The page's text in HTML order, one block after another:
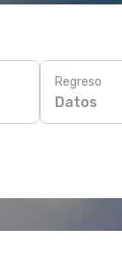
Regreso
Datos